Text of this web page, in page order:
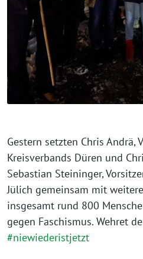
Gestern setzten Chris Andrä,
Kreisverbands Düren und
Sebastian Steininger,
Jülich gemeinsam mit
insgesamt rund 800
gegen Faschismus. Wehret
#niewiederistjetzt